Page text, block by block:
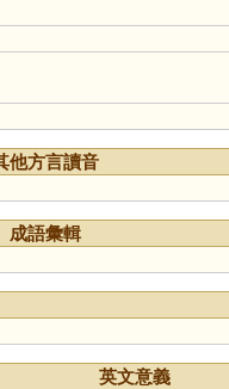
他方言讀音
成語彙輯
英文意義